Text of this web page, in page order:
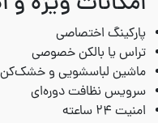
پارکینگ اختصاصی
تراس یا بالکن خصوصی
ماشین لباسشویی و خشک‌کن
سرویس نظافت دوره‌ای
امنیت 24 ساعته